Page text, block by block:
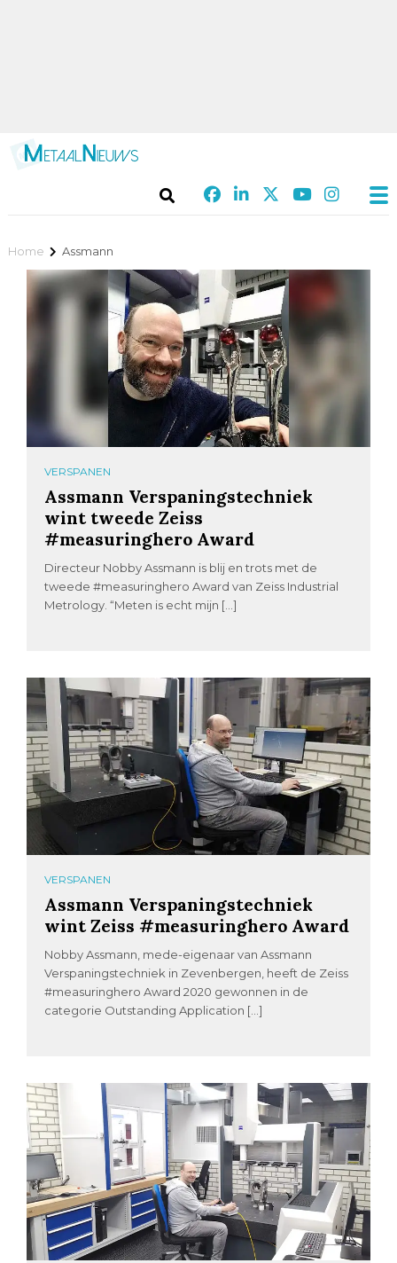
Home Assmann
VERSPANEN
Assmann Verspaningstechniek
wint tweede Zeiss
#measuringhero Award
Directeur Nobby Assmann is blij en trots met de
tweede #measuringhero Award van Zeiss Industrial
Metrology. “Meten is echt mijn […]
VERSPANEN
Assmann Verspaningstechniek
wint Zeiss #measuringhero Award
Nobby Assmann, mede-eigenaar van Assmann
Verspaningstechniek in Zevenbergen, heeft de Zeiss
#measuringhero Award 2020 gewonnen in de
categorie Outstanding Application […]